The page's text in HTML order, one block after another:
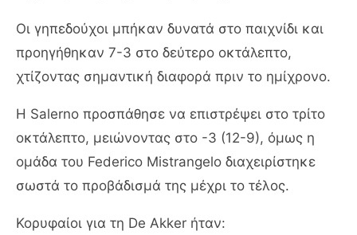
Οι γηπεδούχοι μπήκαν δυνατά στο παιχνίδι και
προηγήθηκαν 7-3 στο δεύτερο οκτάλεπτο,
χτίζοντας σημαντική διαφορά πριν το ημίχρονο.
Η Salerno προσπάθησε να επιστρέψει στο τρίτο
οκτάλεπτο, μειώνοντας στο -3 (12-9), όμως η
ομάδα του Federico Mistrangelo διαχειρίστηκε
σωστά το προβάδισμά της μέχρι το τέλος.
Κορυφαίοι για τη De Akker ήταν: